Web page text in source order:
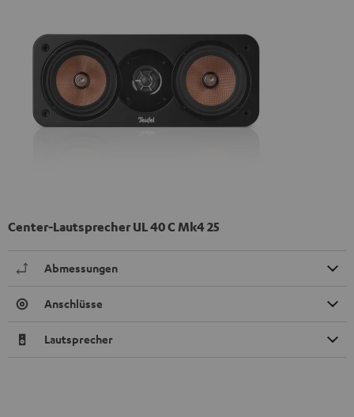
Center-Lautsprecher UL 40 C Mk4 25
Abmessungen
Anschlüsse
Lautsprecher